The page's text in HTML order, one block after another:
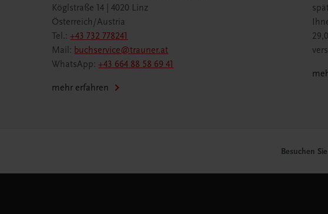
Köglstraße 14 | 4020 Linz
Österreich/Austria
Tel.:+43 732 778241
Mail: buchservice@trauner.at
WhatsApp:+43 664 88 58 69 41
mehr erfahren
Besuchen